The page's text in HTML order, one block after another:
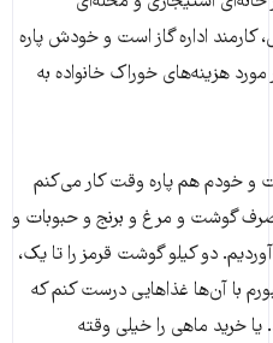
اداره گاز است و خودش پاره
هزینه‌های خوراک خانواده به
و خودم هم پاره وقت کار می‌کنم
گوشت و مرغ و برنج و حبوبات و
دو کیلو گوشت قرمز را تا یک،
با‌ آن‌ها غذاهایی درست کنم که
خرید ماهی را خیلی وقته